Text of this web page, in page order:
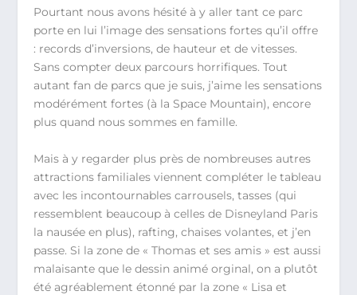
Pourtant nous avons hésité à y aller tant ce parc
porte en lui l’image des sensations fortes qu’il offre
: records d’inversions, de hauteur et de vitesses.
Sans compter deux parcours horrifiques. Tout
autant fan de parcs que je suis, j’aime les sensations
modérément fortes (à la Space Mountain), encore
plus quand nous sommes en famille.
Mais à y regarder plus près de nombreuses autres
attractions familiales viennent compléter le tableau
avec les incontournables carrousels, tasses (qui
ressemblent beaucoup à celles de Disneyland Paris
la nausée en plus), rafting, chaises volantes, et j’en
passe. Si la zone de « Thomas et ses amis » est aussi
malaisante que le dessin animé orginal, on a plutôt
été agréablement étonné par la zone « Lisa et